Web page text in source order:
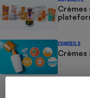
Crèmes
CONSEILS
Crèmes